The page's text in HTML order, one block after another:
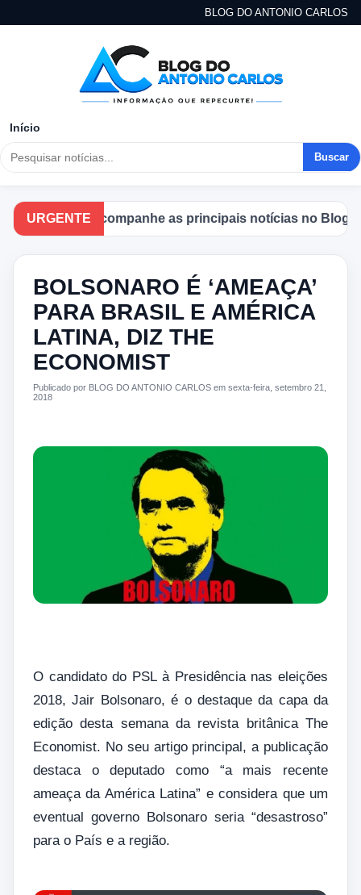
BLOG DO ANTONIO CARLOS
Início
Buscar
URGENTEAcompanhe as principais notícias no Blog do
BOLSONARO É ‘AMEAÇA’
PARA BRASIL E AMÉRICA
LATINA, DIZ THE
ECONOMIST
Publicado por BLOG DO ANTONIO CARLOS em sexta-feira, setembro 21,
2018
O candidato do PSL à Presidência nas eleições
2018, Jair Bolsonaro, é o destaque da capa da
edição desta semana da revista britânica The
Economist. No seu artigo principal, a publicação
destaca o deputado como “a mais recente
ameaça da América Latina” e considera que um
eventual governo Bolsonaro seria “desastroso”
para o País e a região.